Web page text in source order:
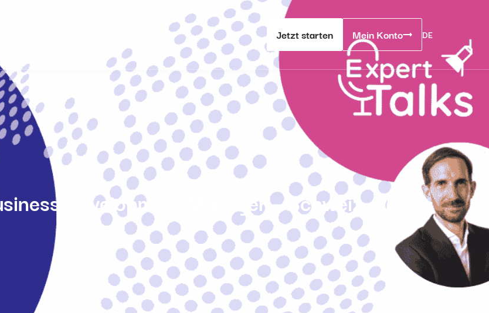
Jetzt starten Mein Konto DE
Development Manager – Schweiz